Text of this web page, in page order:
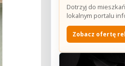
Dotrzyj do
lokalnym portalu
Zobacz ofertę